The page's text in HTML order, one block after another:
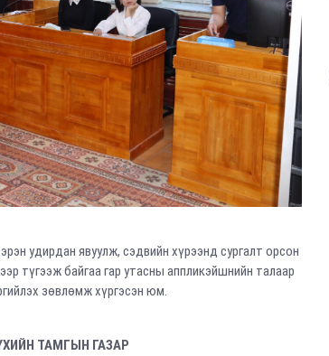
удирдан явуулж, сэдвийн хүрээнд сургалт орсон
түгээж байгаа гар утасны аппликэйшнийн талаар
зөвлөмж хүргэсэн юм.
ТАМГЫН ГАЗАР